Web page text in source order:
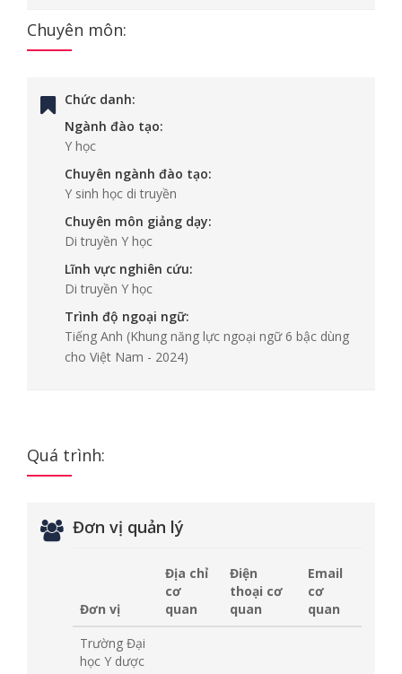
Chuyên môn:
Chức danh:
Ngành đào tạo:
Y học
Chuyên ngành đào tạo:
Y sinh học di truyền
Chuyên môn giảng dạy:
Di truyền Y học
Lĩnh vực nghiên cứu:
Di truyền Y học
Trình độ ngoại ngữ:
Tiếng Anh (Khung năng lực ngoại ngữ 6 bậc dùng
cho Việt Nam - 2024)
Quá trình:
Đơn vị quản lý
Đơn vị
Địa chỉ
cơ
quan
Điện
thoại cơ
quan
Email
cơ
quan
Trường Đại
học Y dược